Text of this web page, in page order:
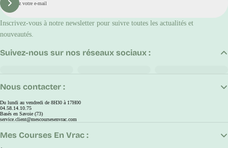
S'inscrire
Inscrivez-vous à notre newsletter pour suivre toutes les actualités et
nouveautés.
Nous contacter :
Du lundi au vendredi de 8H30 à 17H00
04.58.14.10.75
Basés en Savoie (73)
service.client@mescoursesenvrac.com
Mes Courses En Vrac :
Suivez-nous sur nos réseaux sociaux :